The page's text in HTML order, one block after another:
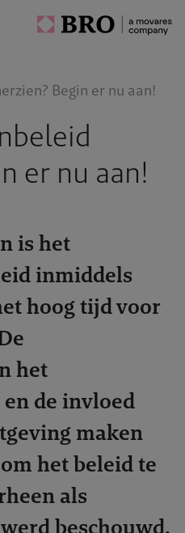
Begin er nu aan!
er nu aan!
is het
inmiddels
hoog tijd voor
het
de invloed
maken
het beleid te
als
beschouwd,